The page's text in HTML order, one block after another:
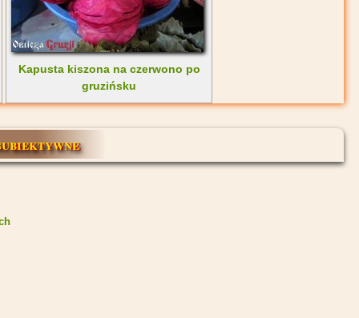
Kapusta kiszona na czerwono po
gruzińsku